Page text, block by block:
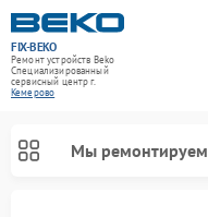
FIX-BEKO
Ремонт устройств Beko
Специализированный
cервисный центр г.
Кемерово
Мы ремонтируем